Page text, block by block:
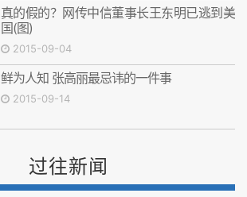
真的假的？网传中信董事长王东明已逃到美
国(图)
2015-09-04
鲜为人知 张高丽最忌讳的一件事
2015-09-14
过往新闻